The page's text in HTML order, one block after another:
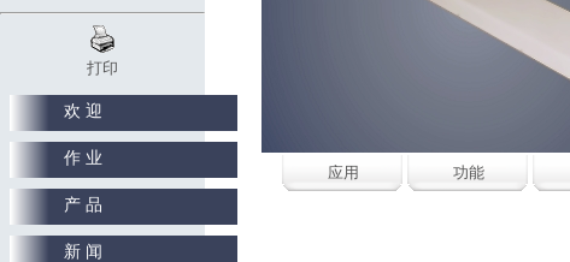
打印
应用 功能
欢 迎
作 业
产 品
新 闻